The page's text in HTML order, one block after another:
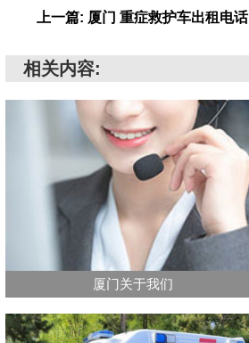
上一篇: 厦门 重症救护车出租电话
相关内容:
厦门关于我们